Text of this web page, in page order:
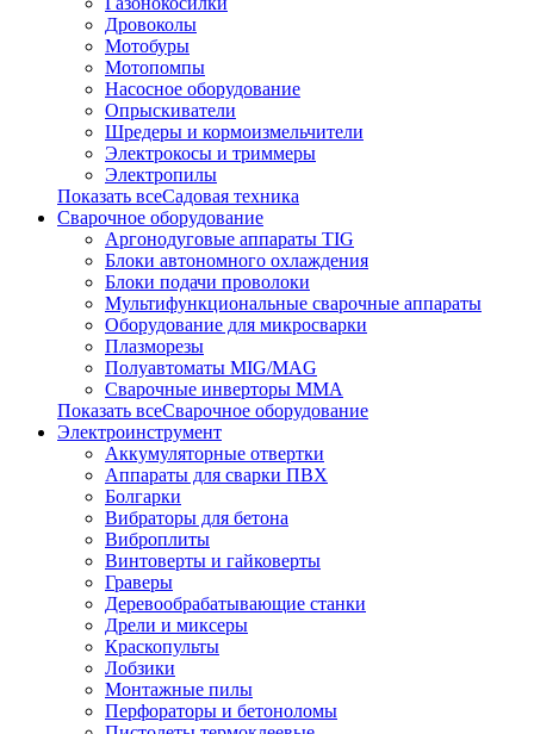
Дровоколы
Мотобуры
Мотопомпы
Насосное оборудование
Опрыскиватели
Шредеры и кормоизмельчители
Электрокосы и триммеры
Электропилы
Показать всеСадовая техника
Сварочное оборудование
Аргонодуговые аппараты TIG
Блоки автономного охлаждения
Блоки подачи проволоки
Мультифункциональные сварочные аппараты
Оборудование для микросварки
Плазморезы
Полуавтоматы MIG/MAG
Сварочные инверторы ММА
Показать всеСварочное оборудование
Электроинструмент
Аккумуляторные отвертки
Аппараты для сварки ПВХ
Болгарки
Вибраторы для бетона
Виброплиты
Винтоверты и гайковерты
Граверы
Деревообрабатывающие станки
Дрели и миксеры
Краскопульты
Лобзики
Монтажные пилы
Перфораторы и бетоноломы